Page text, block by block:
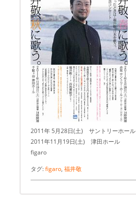
2011年 5月28日(土) サントリーホール
2011年11月19日(土) 津田ホール
figaro
タグ:figaro, 福井敬